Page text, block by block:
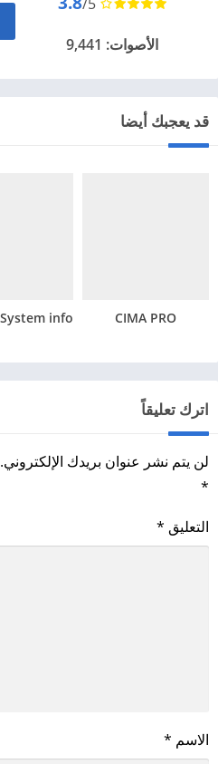
الأصوات: 9,441
قد يعجبك أيضا
CIMA PRO
اترك تعليقاً
لن يتم نشر عنوان بريدك الإلكتروني.
*
التعليق *
الاسم *